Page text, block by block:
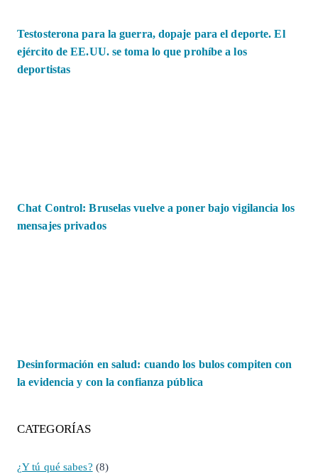
Testosterona para la guerra, dopaje para el deporte. El
ejército de EE.UU. se toma lo que prohíbe a los
deportistas
Chat Control: Bruselas vuelve a poner bajo vigilancia los
mensajes privados
Desinformación en salud: cuando los bulos compiten con
la evidencia y con la confianza pública
CATEGORÍAS
¿Y tú qué sabes? (8)